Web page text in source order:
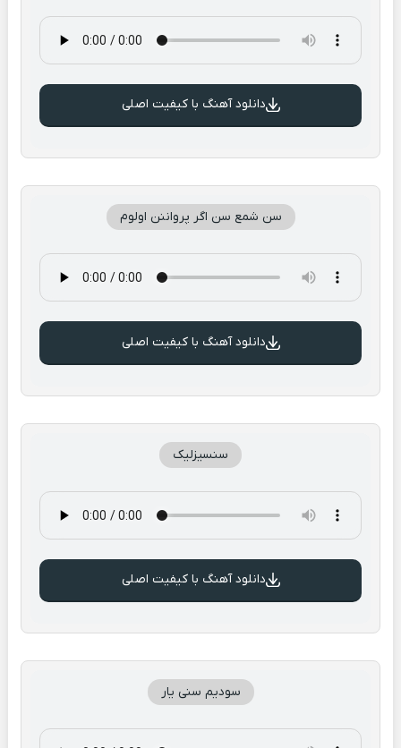
دانلود آهنگ با کیفیت اصلی
سن شمع سن اگر پرواننن اولوم
دانلود آهنگ با کیفیت اصلی
سنسیزلیک
دانلود آهنگ با کیفیت اصلی
سودیم سنی یار